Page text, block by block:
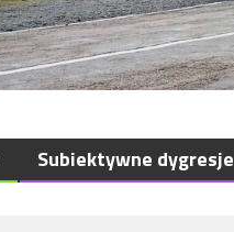
Subiektywne dygresje